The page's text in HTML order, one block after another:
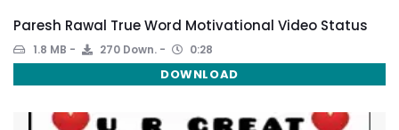
Paresh Rawal True Word Motivational Video Status
1.8 MB 270 Down. 0:28
DOWNLOAD